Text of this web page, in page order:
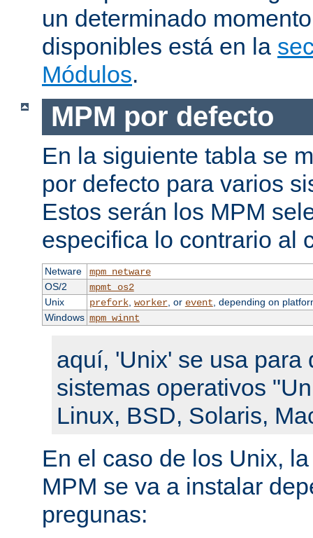
un determinado
disponibles está en la
Módulos.
MPM por defecto
En la siguiente tabla se
por defecto para varios
Estos serán los MPM
especifica lo contrario al
Netware
mpm_netware
OS/2
mpmt_os2
Unix
prefork, worker, or event , depending on
Windows mpm_winnt
aquí, 'Unix' se usa para
sistemas operativos
Linux, BSD, Solaris,
En el caso de los Unix,
MPM se va a instalar
pregunas: